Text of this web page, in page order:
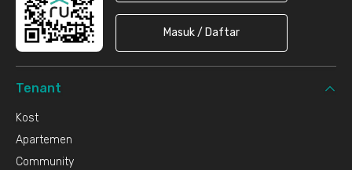
Masuk / Daftar
Tenant
Kost
Apartemen
Community